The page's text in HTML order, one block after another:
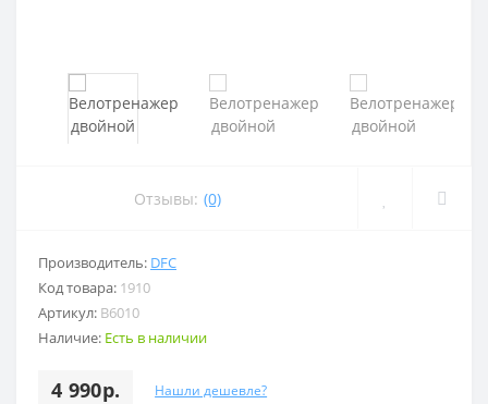
Отзывы: (0)
Производитель: DFC
Код товара: 1910
Артикул: B6010
Наличие: Есть в наличии
4 990р. Нашли дешевле?